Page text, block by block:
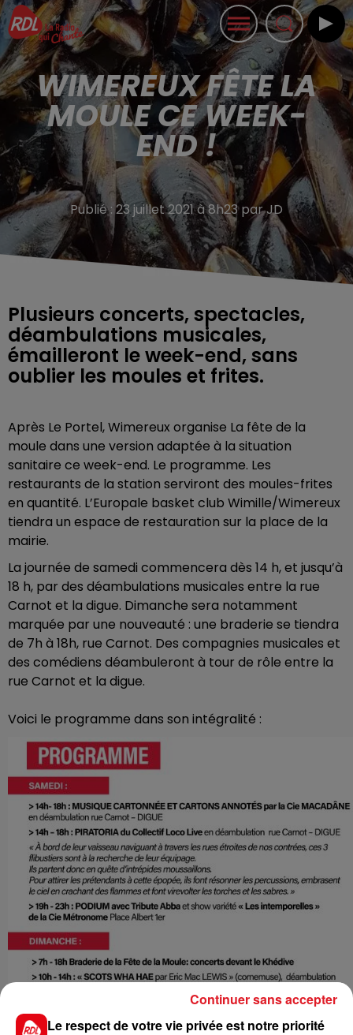
WIMEREUX FÊTE LA
MOULE CE WEEK-
END !
Publié : 23 juillet 2021 à 8h23 par JD
Plusieurs concerts, spectacles,
déambulations musicales,
émailleront le week-end, sans
oublier les moules et frites.
Après Le Portel, Wimereux organise La fête de la
moule dans une version adaptée à la situation
sanitaire ce week-end. Le programme. Les
restaurants de la station serviront des moules-frites
en quantité. L’Europale basket club Wimille/Wimereux
tiendra un espace de restauration sur la place de la
mairie.
La journée de samedi commencera dès 14 h, et jusqu’à
18 h, par des déambulations musicales entre la rue
Carnot et la digue. Dimanche sera notamment
marquée par une nouveauté : une braderie se tiendra
de 7h à 18h, rue Carnot. Des compagnies musicales et
des comédiens déambuleront à tour de rôle entre la
rue Carnot et la digue.
Voici le programme dans son intégralité :
Le respect de votre vie privée est notre priorité
Continuer sans accepter